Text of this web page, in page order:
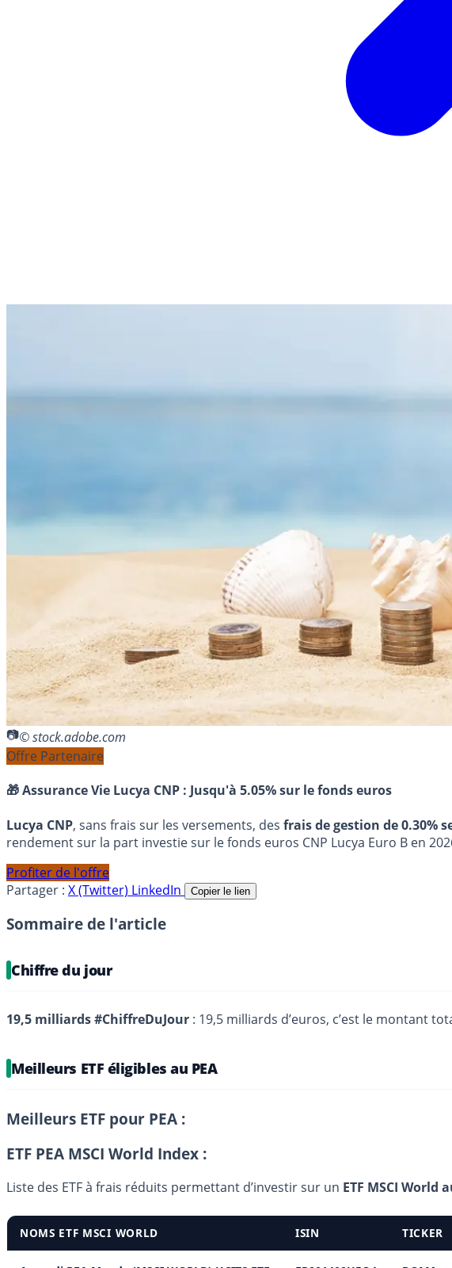
© stock.adobe.com
Offre Partenaire
🎁 Assurance Vie Lucya CNP : Jusqu'à 5.05% sur le fonds euros
Lucya CNP, sans frais sur les versements, des frais de gestion de 0.30%
rendement sur la part investie sur le fonds euros CNP Lucya Euro B en
Profiter de l'offre
Partager : X (Twitter) LinkedIn Copier le lien
Sommaire de l'article
Chiffre du jour
19,5 milliards #ChiffreDuJour : 19,5 milliards d’euros, c’est le montant
Meilleurs ETF éligibles au PEA
Meilleurs ETF pour PEA :
ETF PEA MSCI World Index :
Liste des ETF à frais réduits permettant d’investir sur un ETF MSCI World
NOMS ETF MSCI WORLD ISIN TICKER